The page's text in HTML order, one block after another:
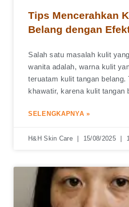
Tips Mencerahkan
Belang dengan
Salah satu masalah kulit
wanita adalah, warna kulit
teruatam kulit tangan belang.
khawatir, karena kulit tangan
SELENGKAPNYA »
H&H Skin Care 15/08/2025